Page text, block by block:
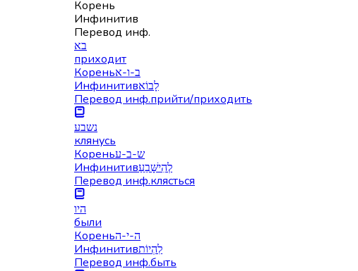
Корень
Инфинитив
Перевод инф.
בא
приходит
Кореньב-ו-א
Инфинитивלָבוֹא
Перевод инф.прийти/приходить
נשבע
клянусь
Кореньש-ב-ע
Инфинитивלְהִישָּׁבֵעַ
Перевод инф.клясться
היו
были
Кореньה-י-ה
Инфинитивלִהְיוֹת
Перевод инф.быть